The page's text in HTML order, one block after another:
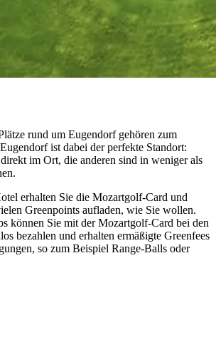
rund um Eugendorf gehören zum
ist dabei der perfekte Standort:
im Ort, die anderen sind in weniger als
erhalten Sie die Mozartgolf-Card und
Greenpoints aufladen, wie Sie wollen.
können Sie mit der Mozartgolf-Card bei den
bezahlen und erhalten ermäßigte Greenfees
so zum Beispiel Range-Balls oder